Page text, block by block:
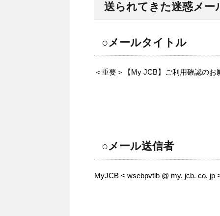
送られてきた迷惑メー
○メールタイトル
＜重要＞【My JCB】ご利用確認のお
○メール送信者
MyJCB < wsebpvtlb @ my. jcb. co. jp